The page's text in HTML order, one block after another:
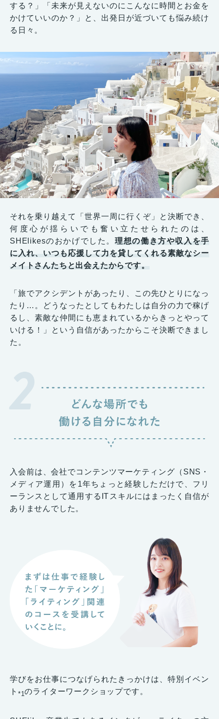
する？」「未来が見えないのにこんなに時間とお金を
かけていいのか？」と、出発日が近づいても悩み続け
る日々。
それを乗り越えて「世界一周に行くぞ」と決断でき、
何度心が揺らいでも奮い立たせられたのは、
SHElikesのおかげでした。理想の働き方や収入を手
に入れ、いつも応援して力を貸してくれる素敵なシー
メイトさんたちと出会えたからです。
「旅でアクシデントがあったり、この先ひとりになっ
たり…。どうなったとしてもわたしは自分の力で稼げ
るし、素敵な仲間にも恵まれているからきっとやって
いける！」という自信があったからこそ決断できまし
た。
入会前は、会社でコンテンツマーケティング（SNS・
メディア運用）を1年ちょっと経験しただけで、フリ
ーランスとして通用するITスキルにはまったく自信が
ありませんでした。
学びをお仕事につなげられたきっかけは、特別イベン
ト *1のライターワークショップです。